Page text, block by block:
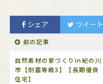
シェア ツイート
前の記事
自然素材の家づくりin紀の川
市【耐震等級3】【長期優良
住宅】